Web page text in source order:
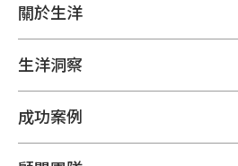
關於生洋
生洋洞察
成功案例